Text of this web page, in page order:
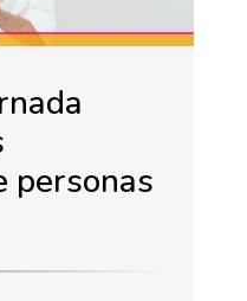
personas